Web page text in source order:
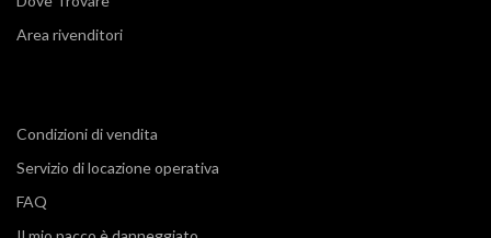
Area rivenditori
Condizioni di vendita
Servizio di locazione operativa
FAQ